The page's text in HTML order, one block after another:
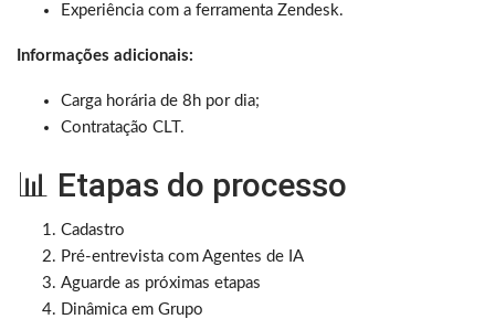
Experiência com a ferramenta Zendesk.
Informações adicionais:
Carga horária de 8h por dia;
Contratação CLT.
📊 Etapas do processo
Cadastro
Pré-entrevista com Agentes de IA
Aguarde as próximas etapas
Dinâmica em Grupo